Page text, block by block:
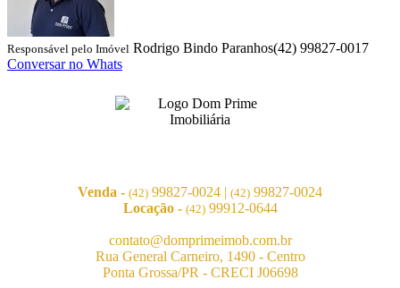
Responsável pelo Imóvel Rodrigo Bindo Paranhos(42) 99827-0017
Conversar no Whats
Venda - (42) 99827-0024 | (42) 99827-0024
Locação - (42)99912-0644
contato@domprimeimob.com.br
Rua General Carneiro, 1490 - Centro
Ponta Grossa/PR - CRECI J06698